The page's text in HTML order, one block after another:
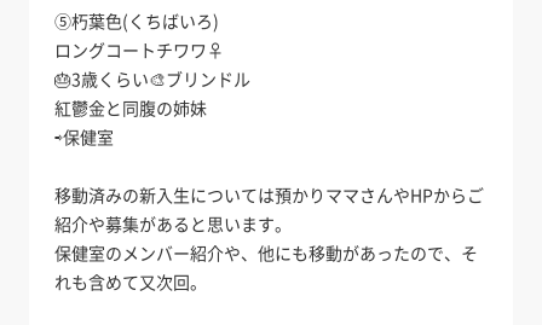
⑤朽葉色(くちばいろ)
ロングコートチワワ♀
🎂3歳くらい🎨ブリンドル
紅鬱金と同腹の姉妹
⇨保健室
移動済みの新入生については預かりママさんやHPからご
紹介や募集があると思います。
保健室のメンバー紹介や、他にも移動があったので、そ
れも含めて又次回。